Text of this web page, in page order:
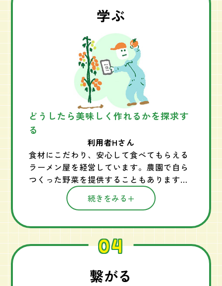
#リタイア後の仲良し夫婦の週末
学ぶ
どうしたら美味しく作れるかを探求す
る
利用者Hさん
食材にこだわり、安心して食べてもらえる
ラーメン屋を経営しています。農園で自ら
つくった野菜を提供することもあります。
野菜のことを学ぶと、甘みの原因も理解で
き、料理の味の組み立て方が次第と分かっ
れた時は本当にしいです。 畑での学びが仕
事と繋がり、日々ワクワクを感じていま
#体験農園→AIC→ラーメン屋
続きをみる
04
繋がる